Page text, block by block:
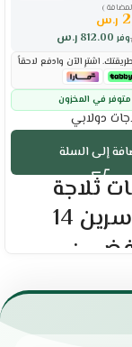
)
ر.س
وفر 812.00 ر.س
اشترِ الآن وادفع لاحقاً
متوفر في المخزون
دولابي
إلى السلة
ثلاجة
دولاب سرين 14
: